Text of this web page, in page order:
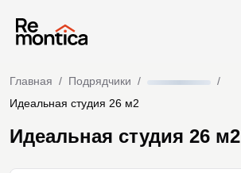
Главная / Подрядчики /
/
Идеальная студия 26 м2
Идеальная студия 26 м2